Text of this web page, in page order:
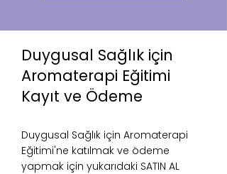
Duygusal Sağlık için
Aromaterapi Eğitimi
Kayıt ve Ödeme
Duygusal Sağlık için Aromaterapi
Eğitimi'ne katılmak ve ödeme
yapmak için yukarıdaki SATIN AL